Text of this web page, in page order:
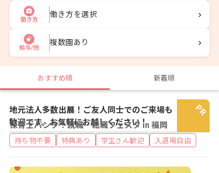
働き方
働き方を選択
給与/他
複数園あり
おすすめ順 新着順
保育士バンク！就職・転職フェスタ in 福岡
地元法人多数出展！ご友人同士でのご来場も
歓迎です。お気軽にお越しください！
持ち物不要 特典あり 学生さん歓迎 入退場自由